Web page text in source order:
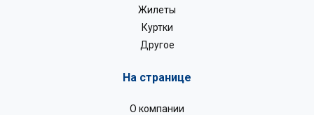
Жилеты
Куртки
Другое
На странице
О компании